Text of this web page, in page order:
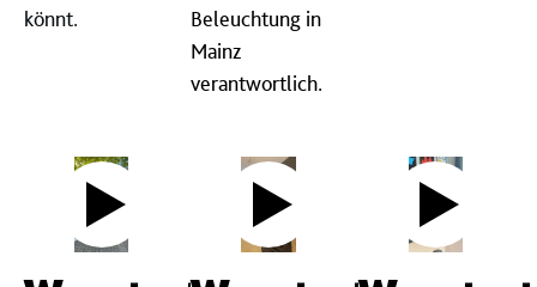
könnt.
Beleuchtung in
Mainz
verantwortlich.